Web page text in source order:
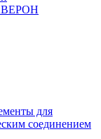
для
соединением